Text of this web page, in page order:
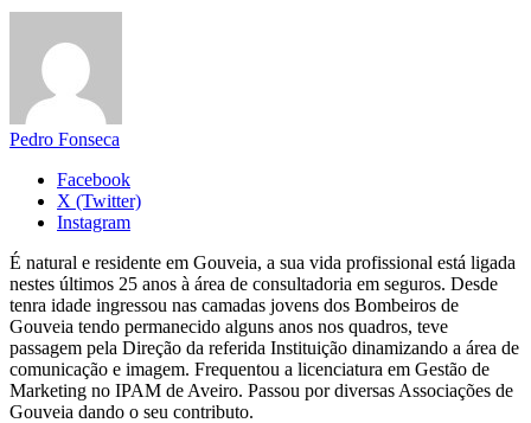
Pedro Fonseca
Facebook
X (Twitter)
Instagram
É natural e residente em Gouveia, a sua vida profissional está ligada
nestes últimos 25 anos à área de consultadoria em seguros. Desde
tenra idade ingressou nas camadas jovens dos Bombeiros de
Gouveia tendo permanecido alguns anos nos quadros, teve
passagem pela Direção da referida Instituição dinamizando a área de
comunicação e imagem. Frequentou a licenciatura em Gestão de
Marketing no IPAM de Aveiro. Passou por diversas Associações de
Gouveia dando o seu contributo.